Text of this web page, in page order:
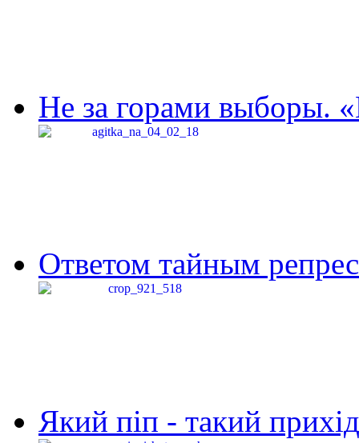
Не за горами выборы.
Ответом тайным
Який піп - такий